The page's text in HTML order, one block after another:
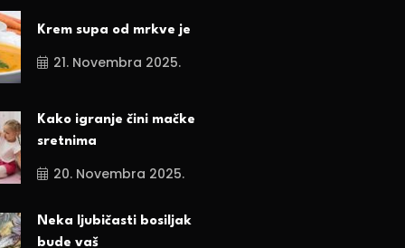
Krem supa od mrkve je
21. Novembra 2025.
Kako igranje čini mačke
sretnima
20. Novembra 2025.
Neka ljubičasti bosiljak
bude vaš